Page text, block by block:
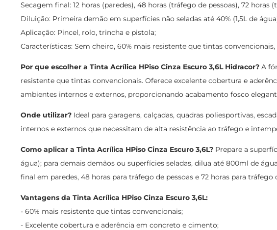
Secagem final: 12 horas (paredes), 48 horas (tráfego de pessoas), 72 horas
Diluição: Primeira demão em superfícies não seladas até 40% (1,5L de
Aplicação: Pincel, rolo, trincha e pistola;
Características: Sem cheiro, 60% mais resistente que tintas
Por que escolher a Tinta Acrílica HPiso Cinza Escuro 3,6L Hidracor? A
resistente que tintas convencionais. Oferece excelente cobertura e
ambientes internos e externos, proporcionando acabamento fosco
Onde utilizar? Ideal para garagens, calçadas, quadras poliesportivas,
internos e externos que necessitam de alta resistência ao tráfego e
Como aplicar a Tinta Acrílica HPiso Cinza Escuro 3,6L? Prepare a
água); para demais demãos ou superfícies seladas, dilua até 800ml de
final em paredes, 48 horas para tráfego de pessoas e 72 horas para tráfego
Vantagens da Tinta Acrílica HPiso Cinza Escuro 3,6L:
- 60% mais resistente que tintas convencionais;
- Excelente cobertura e aderência em concreto e cimento;